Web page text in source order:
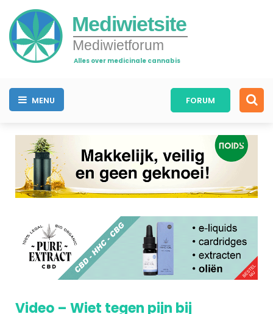
Mediwietsite
Mediwietforum
Alles over medicinale cannabis
MENU FORUM
Video – Wiet tegen pijn bij